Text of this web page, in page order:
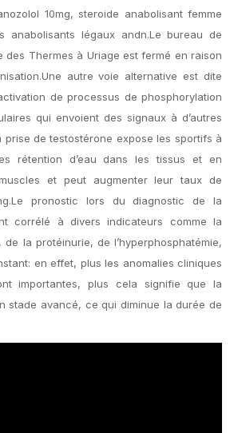
10mg, steroide anabolisant femme
anabolisants légaux andn.Le bureau de
des Thermes à Uriage est fermé en raison
autre voie alternative est dite
de processus de phosphorylation
qui envoient des signaux à d’autres
prise de testostérone expose les sportifs à
rétention d’eau dans les tissus et en
et peut augmenter leur taux de
pronostic lors du diagnostic de la
corrélé à divers indicateurs comme la
de la protéinurie, de l’hyperphosphatémie,
en effet, plus les anomalies cliniques
importantes, plus cela signifie que la
stade avancé, ce qui diminue la durée de